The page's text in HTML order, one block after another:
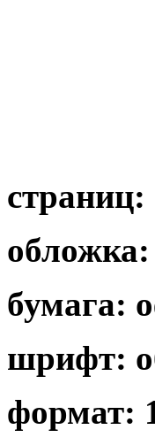
страниц:
бумага:
шрифт:
формат: